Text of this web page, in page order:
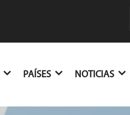
PAÍSES NOTICIAS